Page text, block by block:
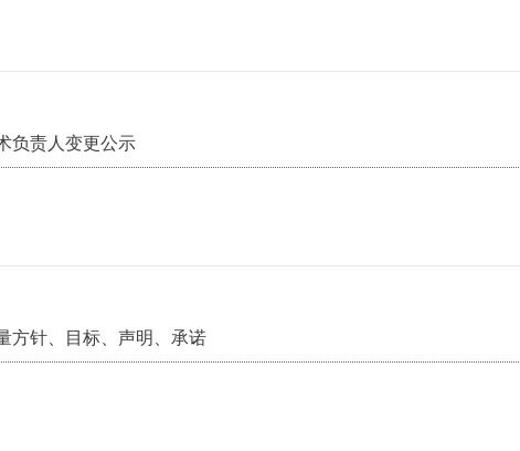
负责人变更公示
方针、目标、声明、承诺